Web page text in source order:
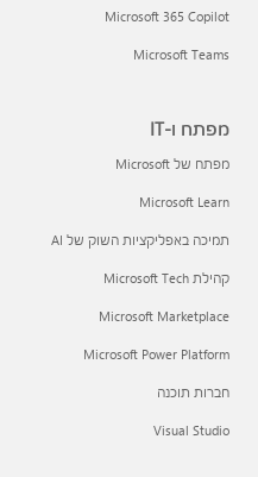
Microsoft 365 Copilot
Microsoft Teams
מפתח ו-IT
מפתח של Microsoft
Microsoft Learn
תמיכה באפליקציות השוק של AI
קהילת Microsoft Tech
Microsoft Marketplace
Microsoft Power Platform
חברות תוכנה
Visual Studio